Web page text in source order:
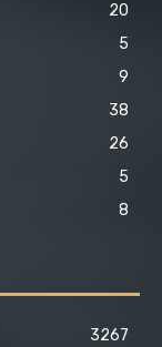
20
5
9
38
26
5
8
3267